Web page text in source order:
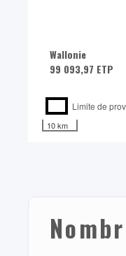
Wallonie
99 093,97 ETP
Limite de
10 km